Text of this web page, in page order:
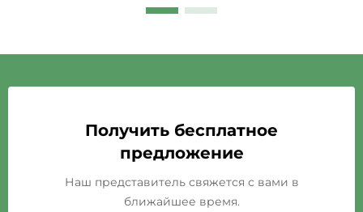
Получить бесплатное
предложение
Наш представитель свяжется с вами в
ближайшее время.